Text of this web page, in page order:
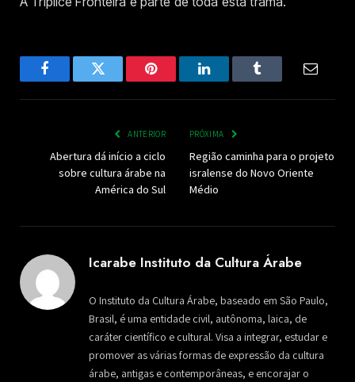
FacebookTwitter Pinterest LinkedInTumblr
ANTERIOR
Abertura dá início a ciclo
sobre cultura árabe na
América do Sul
PRÓXIMA
Região caminha para o projeto
isralense do Novo Oriente
Médio
Icarabe Instituto da Cultura Árabe
O Instituto da Cultura Árabe, baseado em São Paulo,
Brasil, é uma entidade civil, autônoma, laica, de
caráter científico e cultural. Visa a integrar, estudar e
promover as várias formas de expressão da cultura
árabe, antigas e contemporâneas, e encorajar o